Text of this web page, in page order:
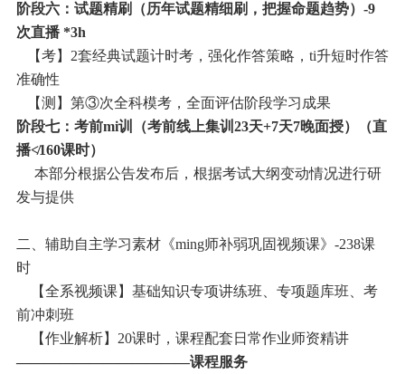
阶段六：试题精刷（历年试题精细刷，把握命题趋势）-9
次直播 *3h
【考】2套经典试题计时考，强化作答策略，ti升短时作答
准确性
【测】第③次全科模考，全面评估阶段学习成果
阶段七：考前mi训（考前线上集训23天+7天7晚面授）（直
播≮160课时）
本部分根据公告发布后，根据考试大纲变动情况进行研
发与提供
二、辅助自主学习素材《ming师补弱巩固视频课》-238课
时
【全系视频课】基础知识专项讲练班、专项题库班、考
前冲刺班
【作业解析】20课时，课程配套日常作业师资精讲
————————————课程服务